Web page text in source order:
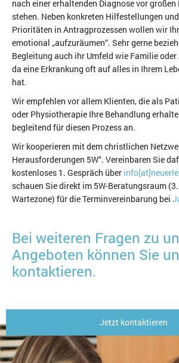
nach einer erhaltenden Diagnose vor
stehen. Neben konkreten Hilfestellungen
Prioritäten in Antragprozessen wollen wir
emotional „aufzuräumen“. Sehr gerne
Begleitung auch ihr Umfeld wie Familie
da eine Erkrankung oft auf alles in Ihrem
hat.
Wir empfehlen vor allem Klienten, die als
oder Physiotherapie Ihre Behandlung
begleitend für diesen Prozess an.
Wir kooperieren mit dem christlichen
Herausforderungen 5W“. Vereinbaren Sie
kostenloses 1. Gespräch über
schauen Sie direkt im 5W-Beratungsraum
Wartezone) für die Terminvereinbarung bei
Bei weiteren Fragen zu
Angeboten können Sie
kontaktieren.
Jetzt kontaktieren